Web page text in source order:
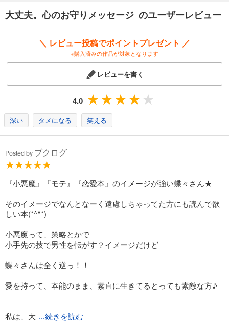
てもらいましょう。
「30歳まで恋をしたことがなくても大丈夫！」
「女子は3カ月でかわいく変われる、大丈夫！」
「カラダは貯金をコツコツ毎日してゆけば、大丈夫！」
「TV、PC、ツイッターとの距離を決めれば、大丈夫!」
「運命の人には出会える、大丈夫!」etc･･･｡
大丈夫。心のお守りメッセージ のユーザーレビュー
＼ レビュー投稿でポイントプレゼント ／
※購入済みの作品が対象となります
レビューを書く
4.0
深い タメになる 笑える
Posted by ブクログ
『小悪魔』『モテ』『恋愛本』のイメージが強い蝶々さん★
そのイメージでなんとなーく遠慮しちゃってた方にも読んで欲
しい本(*^^*)
小悪魔って、策略とかで
小手先の技で男性を転がす？イメージだけど
蝶々さんは全く逆っ！！
愛を持って、本能のまま、素直に生きてるとっても素敵な方♪
私は、大 ...続きを読む